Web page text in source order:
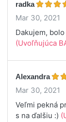
radka
Mar 30, 2021
Dakujem,
(Uvoľňujúca
Alexandra
Mar 30, 2021
Veľmi pekná
s na ďalšiu :)